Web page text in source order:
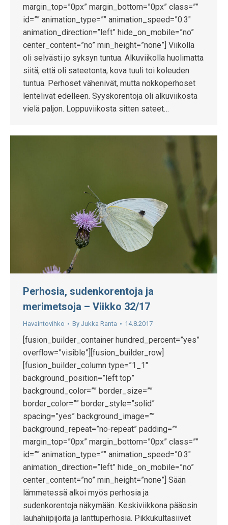
margin_top=”0px” margin_bottom=”0px” class=””
id=”” animation_type=”” animation_speed=”0.3″
animation_direction=”left” hide_on_mobile=”no”
center_content=”no” min_height=”none”] Viikolla
oli selvästi jo syksyn tuntua. Alkuviikolla huolimatta
siitä, että oli sateetonta, kova tuuli toi koleuden
tuntua. Perhoset vähenivät, mutta nokkoperhoset
lentelivät edelleen. Syyskorentoja oli alkuviikosta
vielä paljon. Loppuviikosta sitten sateet…
Perhosia, sudenkorentoja ja
merimetsoja – Viikko 32/17
Havaintovihko By Jukka Ranta 14.8.2017
[fusion_builder_container hundred_percent=”yes”
overflow=”visible”][fusion_builder_row]
[fusion_builder_column type=”1_1″
background_position=”left top”
background_color=”” border_size=””
border_color=”” border_style=”solid”
spacing=”yes” background_image=””
background_repeat=”no-repeat” padding=””
margin_top=”0px” margin_bottom=”0px” class=””
id=”” animation_type=”” animation_speed=”0.3″
animation_direction=”left” hide_on_mobile=”no”
center_content=”no” min_height=”none”] Sään
lämmetessä alkoi myös perhosia ja
sudenkorentoja näkymään. Keskiviikkona pääosin
lauhahiipijöitä ja lanttuperhosia. Pikkukultasiivet